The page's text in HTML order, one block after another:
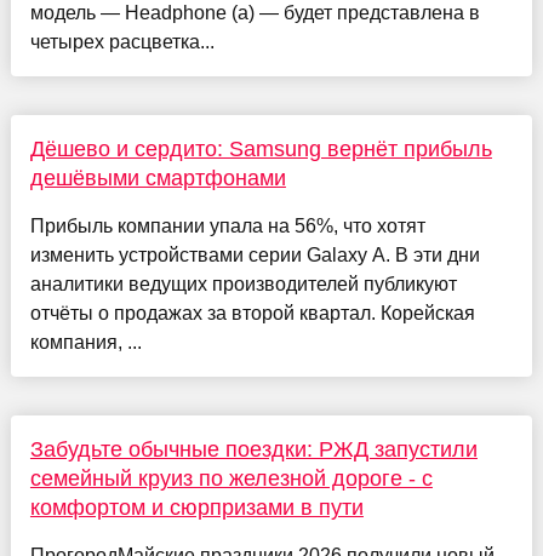
модель — Headphone (a) — будет представлена в
четырех расцветка...
Дёшево и сердито: Samsung вернёт прибыль
дешёвыми смартфонами
Прибыль компании упала на 56%, что хотят
изменить устройствами серии Galaxy A. В эти дни
аналитики ведущих производителей публикуют
отчёты о продажах за второй квартал. Корейская
компания, ...
Забудьте обычные поездки: РЖД запустили
семейный круиз по железной дороге - с
комфортом и сюрпризами в пути